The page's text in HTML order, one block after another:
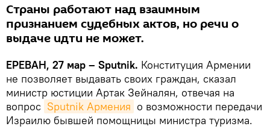
Страны работают над взаимным
признанием судебных актов, но речи о
выдаче идти не может.
ЕРЕВАН, 27 мар – Sputnik. Конституция Армении
не позволяет выдавать своих граждан, сказал
министр юстиции Артак Зейналян, отвечая на
вопрос Sputnik Армения о возможности передачи
Израилю бывшей помощницы министра туризма.